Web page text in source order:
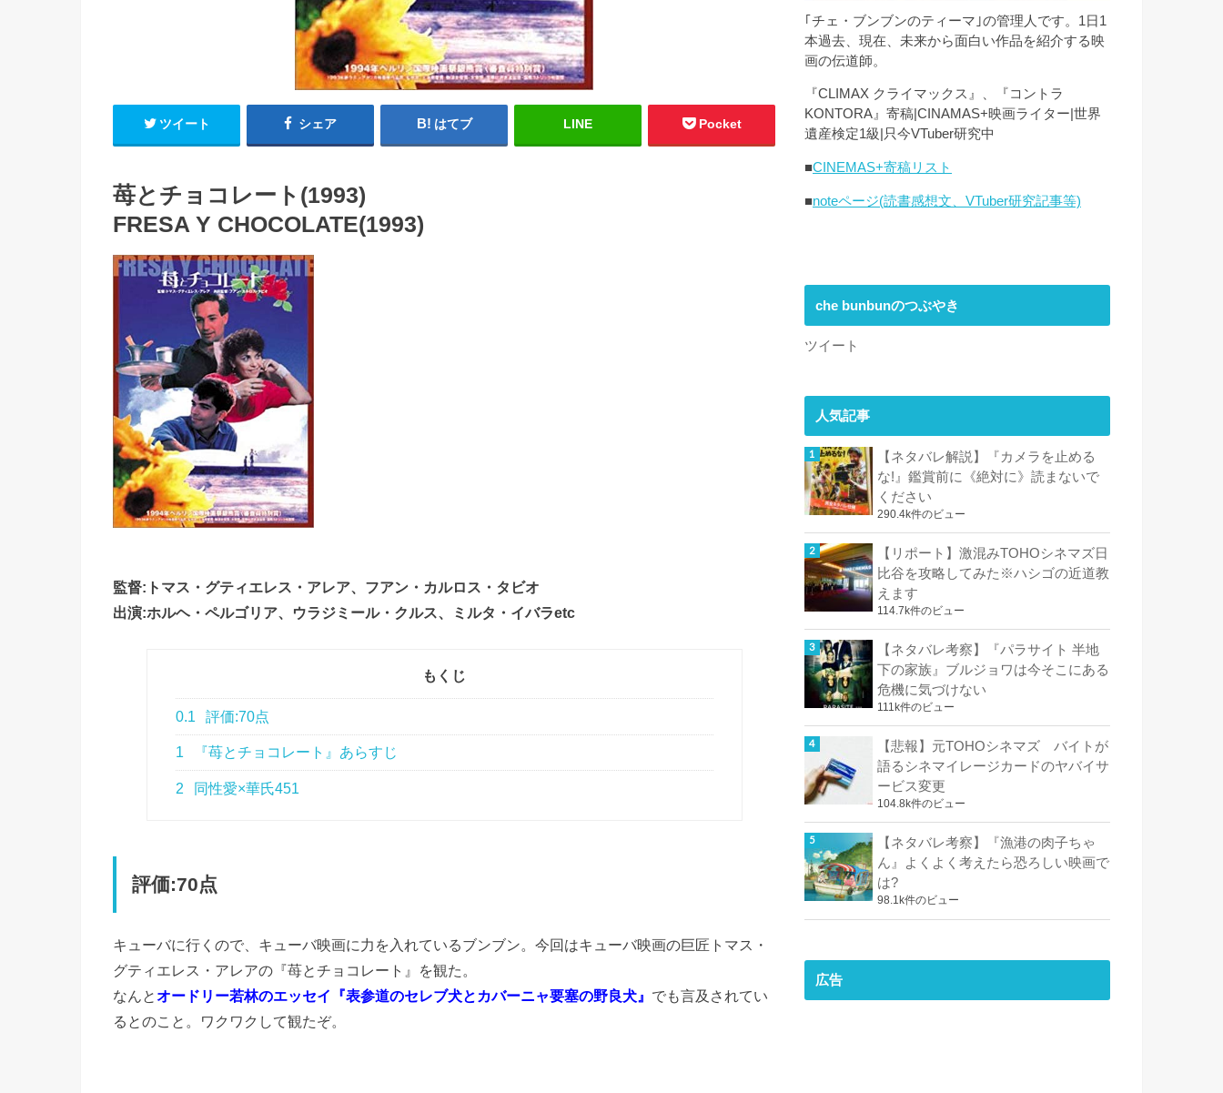
ツイート シェア はてブ LINE Pocket
苺とチョコレート(1993)
FRESA Y CHOCOLATE(1993)
監督:トマス・グティエレス・アレア、フアン・カルロス・タビオ
出演:ホルヘ・ペルゴリア、ウラジミール・クルス、ミルタ・イバラetc
もくじ
0.1 評価:70点
1 『苺とチョコレート』あらすじ
2 同性愛×華氏451
評価:70点
キューバに行くので、キューバ映画に力を入れているブンブン。今回はキューバ映画の巨匠トマス・
グティエレス・アレアの『苺とチョコレート』を観た。
なんとオードリー若林のエッセイ『表参道のセレブ犬とカバーニャ要塞の野良犬』 でも言及されてい
るとのこと。ワクワクして観たぞ。
｢チェ・ブンブンのティーマ｣の管理人です。1日1
本過去、現在、未来から面白い作品を紹介する映
画の伝道師。
『CLIMAX クライマックス』、『コントラ
KONTORA』寄稿|CINAMAS+映画ライター|世界
遺産検定1級|只今VTuber研究中
■CINEMAS+寄稿リスト
■noteページ(読書感想文、VTuber研究記事等)
che bunbunのつぶやき
ツイート
人気記事
【ネタバレ解説】『カメラを止める
な!』鑑賞前に《絶対に》読まないで
ください
290.4k件のビュー
【リポート】激混みTOHOシネマズ日
比谷を攻略してみた※ハシゴの近道教
えます
114.7k件のビュー
【ネタバレ考察】『パラサイト 半地
下の家族』ブルジョワは今そこにある
危機に気づけない
111k件のビュー
【悲報】元TOHOシネマズ バイトが
語るシネマイレージカードのヤバイサ
ービス変更
104.8k件のビュー
【ネタバレ考察】『漁港の肉子ちゃ
ん』よくよく考えたら恐ろしい映画で
は?
98.1k件のビュー
広告